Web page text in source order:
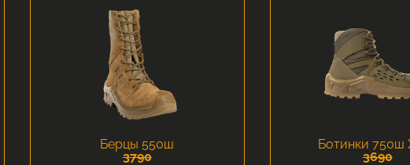
Берцы 550ш
3790
Ботинки 750ш
3690